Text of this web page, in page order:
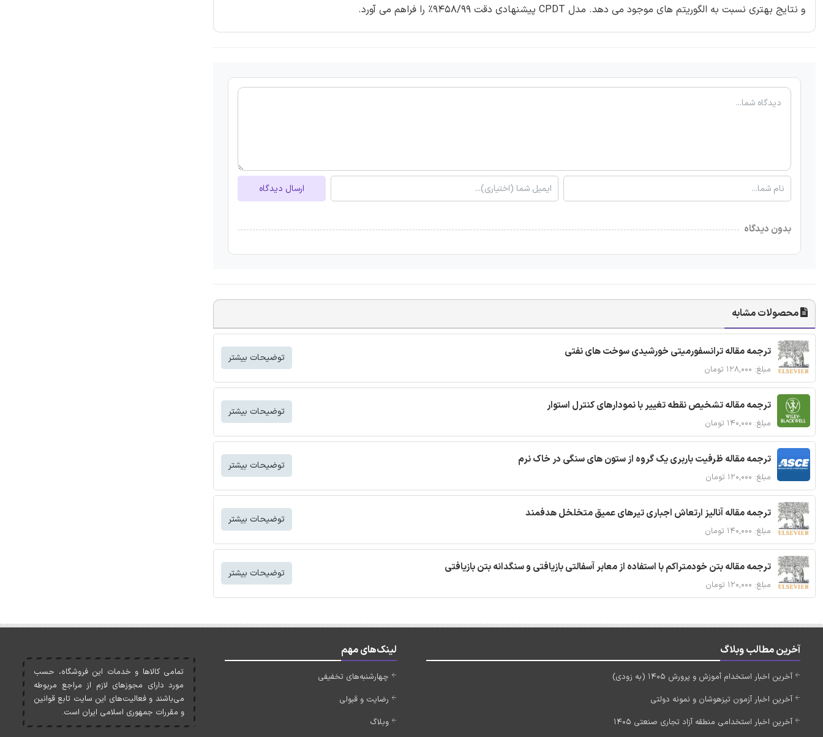
و نتایج بهتری نسبت به الگوریتم های موجود می دهد. مدل CPDT پیشنهادی دقت 9458/99% را فراهم می آورد.
ارسال دیدگاه
بدون دیدگاه
محصولات مشابه
ترجمه مقاله ترانسفورمیتی خورشیدی سوخت های نفتی
مبلغ: ۱۲۸,۰۰۰ تومان
توضیحات بیشتر
ترجمه مقاله تشخیص نقطه تغییر با نمودارهای کنترل استوار
مبلغ: ۱۴۰,۰۰۰ تومان
توضیحات بیشتر
ترجمه مقاله ظرفیت باربری یک گروه از ستون های سنگی در خاک نرم
مبلغ: ۱۲۰,۰۰۰ تومان
توضیحات بیشتر
ترجمه مقاله آنالیز ارتعاش اجباری تیرهای عمیق متخلخل هدفمند
مبلغ: ۱۴۰,۰۰۰ تومان
توضیحات بیشتر
ترجمه مقاله بتن خودمتراکم با استفاده از معابر آسفالتی بازیافتی و سنگدانه بتن بازیافتی
مبلغ: ۱۲۰,۰۰۰ تومان
توضیحات بیشتر
آخرین مطالب وبلاگ
آخرین اخبار استخدام آموزش و پرورش 1405 (به زودی)
آخرین اخبار آزمون تیزهوشان و نمونه دولتی
آخرین اخبار استخدامی منطقه آزاد تجاری صنعتی 1405
لینک‌های مهم
چهارشنبه‌های تخفیفی
رضایت و قبولی
وبلاگ
تمامی کالاها و خدمات اين فروشگاه، حسب
مورد دارای مجوزهای لازم از مراجع مربوطه
می‌باشند و فعاليت‌های اين سايت تابع قوانين
و مقررات جمهوری اسلامی ايران است.